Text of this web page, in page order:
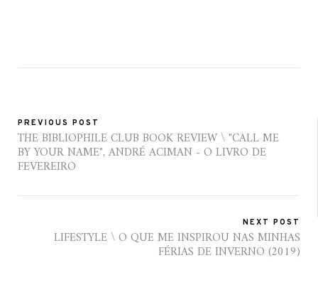
PREVIOUS POST
THE BIBLIOPHILE CLUB BOOK REVIEW \ "CALL ME
BY YOUR NAME", ANDRÉ ACIMAN - O LIVRO DE
FEVEREIRO
NEXT POST
LIFESTYLE \ O QUE ME INSPIROU NAS MINHAS
FÉRIAS DE INVERNO (2019)